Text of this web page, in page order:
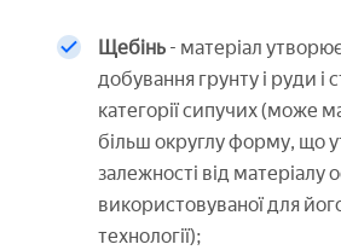
Щебінь - матеріал
добування грунту і руди і
категорії сипучих (може
більш округлу форму, що
залежності від матеріалу
використовуваної для
технології);